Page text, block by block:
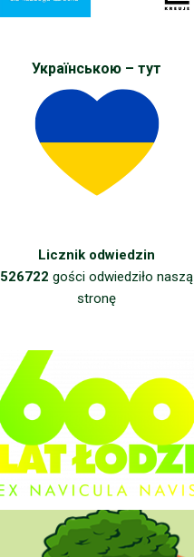
Українською – тут
Licznik odwiedzin
526722 gości odwiedziło naszą
stronę